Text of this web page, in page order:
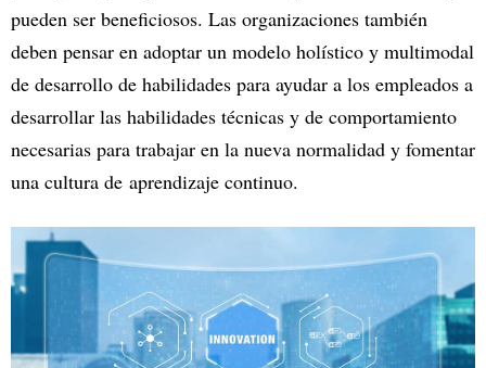
pueden ser beneficiosos. Las organizaciones también
deben pensar en adoptar un modelo holístico y multimodal
de desarrollo de habilidades para ayudar a los empleados a
desarrollar las habilidades técnicas y de comportamiento
necesarias para trabajar en la nueva normalidad y fomentar
una cultura de aprendizaje continuo.